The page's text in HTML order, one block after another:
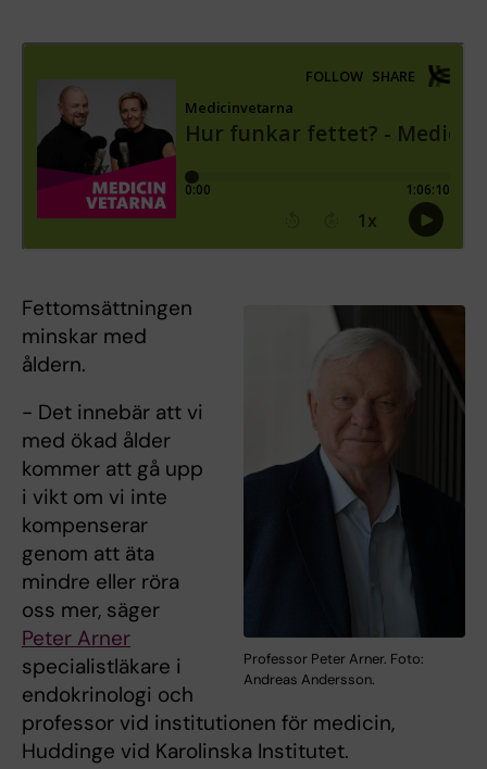
Professor Peter Arner. Foto:
Andreas Andersson.
Fettomsättningen
minskar med
åldern.
- Det innebär att vi
med ökad ålder
kommer att gå upp
i vikt om vi inte
kompenserar
genom att äta
mindre eller röra
oss mer, säger
Peter Arner
specialistläkare i
endokrinologi och
professor vid institutionen för medicin,
Huddinge vid Karolinska Institutet.